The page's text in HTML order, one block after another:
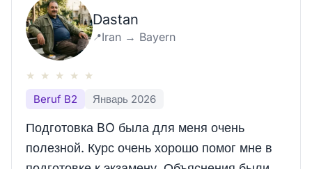
Dastan
📍Iran → Bayern
★ ★ ★ ★ ★
Beruf B2
Январь 2026
Подготовка BO была для меня очень
полезной. Курс очень хорошо помог мне в